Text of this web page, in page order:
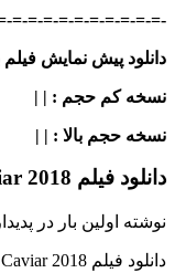
=-=-=-=-=-=-=-=-=-=-
دانلود پیش نمایش
نسخه کم حجم : | |
نسخه حجم بالا : | |
دانلود فیلم Bayou Caviar 2018
نوشته اولین بار در
دانلود فیلم Bayou Caviar 2018